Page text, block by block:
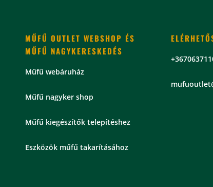
MŰFŰ OUTLET WEBSHOP ÉS
MŰFŰ NAGYKERESKEDÉS
Műfű webáruház
Műfű nagyker shop
Műfű kiegészítők telepítéshez
Eszközök műfű takarításához
mu